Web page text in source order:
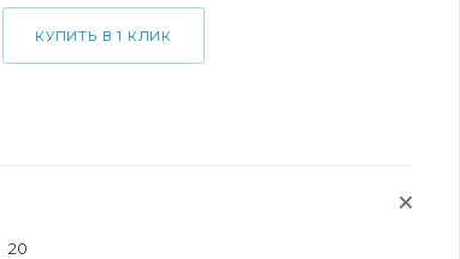
КУПИТЬ В 1 КЛИК
20